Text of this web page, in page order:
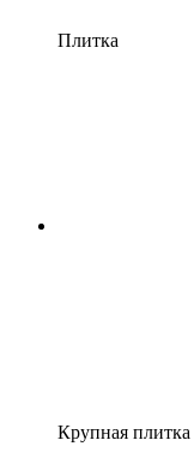
Плитка
Крупная плитка